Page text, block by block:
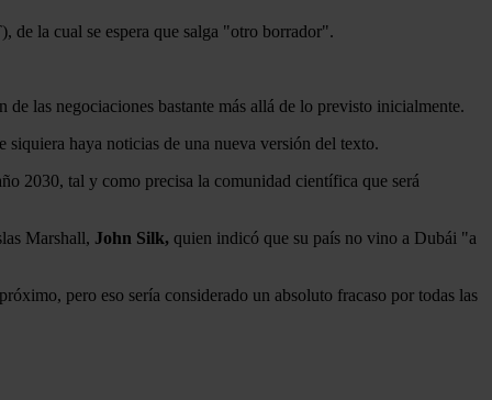
de la cual se espera que salga "otro borrador".
las negociaciones bastante más allá de lo previsto inicialmente.
haya noticias de una nueva versión del texto.
2030, tal y como precisa la comunidad científica que será
Marshall, John Silk, quien indicó que su país no vino a Dubái "a
pero eso sería considerado un absoluto fracaso por todas las